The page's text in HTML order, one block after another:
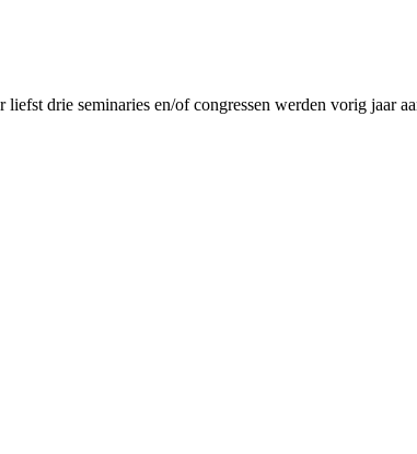
drie seminaries en/of congressen werden vorig jaar